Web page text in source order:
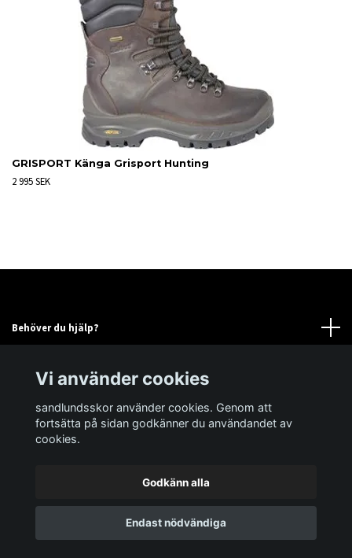
GRISPORT Känga Grisport Hunting
2 995 SEK
Behöver du hjälp?
Sociala medier
© 2026 sandlundsskorPowered by Quickbutik
Vi använder cookies
sandlundsskor använder cookies. Genom att
fortsätta på sidan godkänner du användandet av
cookies.
Godkänn alla
Endast nödvändiga